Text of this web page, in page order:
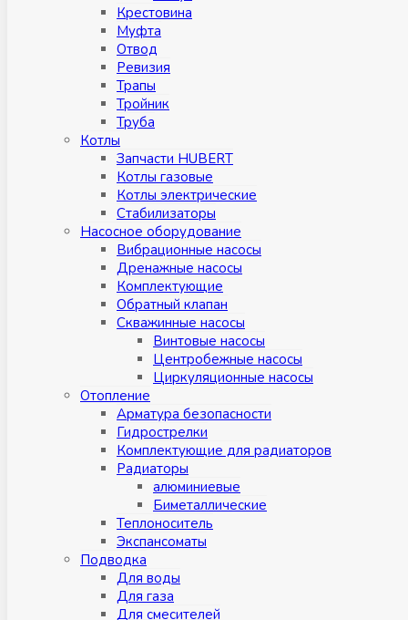
Крестовина
Муфтa
Отвод
Ревизия
Трапы
Тройник
Труба
Котлы
Запчасти HUBERT
Котлы газовые
Котлы электрические
Стабилизаторы
Насосное оборудование
Вибрационные насосы
Дренажные насосы
Комплектующие
Обратный клапан
Скважинные насосы
Винтовые насосы
Центробежные насосы
Циркуляционные насосы
Отопление
Арматура безопасности
Гидрострелки
Комплектующие для радиаторов
Радиаторы
алюминиевые
Биметаллические
Теплоноситель
Экспансоматы
Подводка
Для воды
Для газа
Для смесителей